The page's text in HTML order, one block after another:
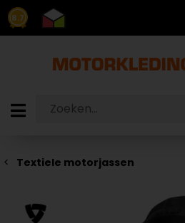
8.7
Textiele motorjassen